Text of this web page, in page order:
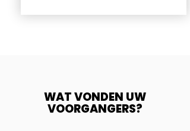
WAT VONDEN UW
VOORGANGERS?